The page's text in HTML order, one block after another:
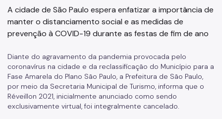
A cidade de São Paulo espera enfatizar a importância de
manter o distanciamento social e as medidas de
prevenção à COVID-19 durante as festas de fim de ano
Diante do agravamento da pandemia provocada pelo
coronavírus na cidade e da reclassificação do Município para a
Fase Amarela do Plano São Paulo, a Prefeitura de São Paulo,
por meio da Secretaria Municipal de Turismo, informa que o
Réveillon 2021, inicialmente anunciado como sendo
exclusivamente virtual, foi integralmente cancelado.